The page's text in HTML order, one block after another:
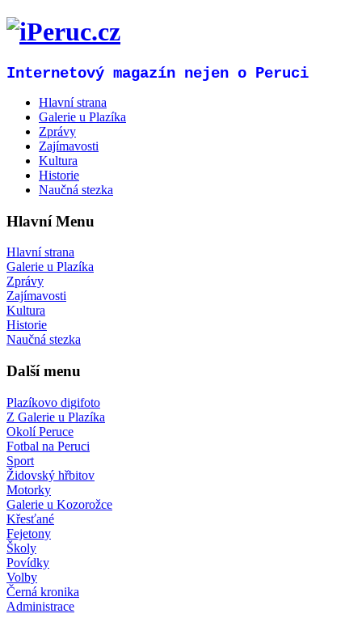
Internetový magazín nejen o Peruci
Hlavní strana
Galerie u Plazíka
Zprávy
Zajímavosti
Kultura
Historie
Naučná stezka
Hlavní Menu
Hlavní strana
Galerie u Plazíka
Zprávy
Zajímavosti
Kultura
Historie
Naučná stezka
Další menu
Plazíkovo digifoto
Z Galerie u Plazíka
Okolí Peruce
Fotbal na Peruci
Sport
Židovský hřbitov
Motorky
Galerie u Kozorožce
Křesťané
Fejetony
Školy
Povídky
Volby
Černá kronika
Administrace